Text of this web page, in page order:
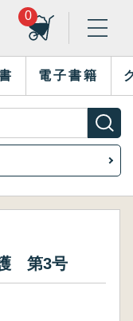
0
電子書籍
第3号